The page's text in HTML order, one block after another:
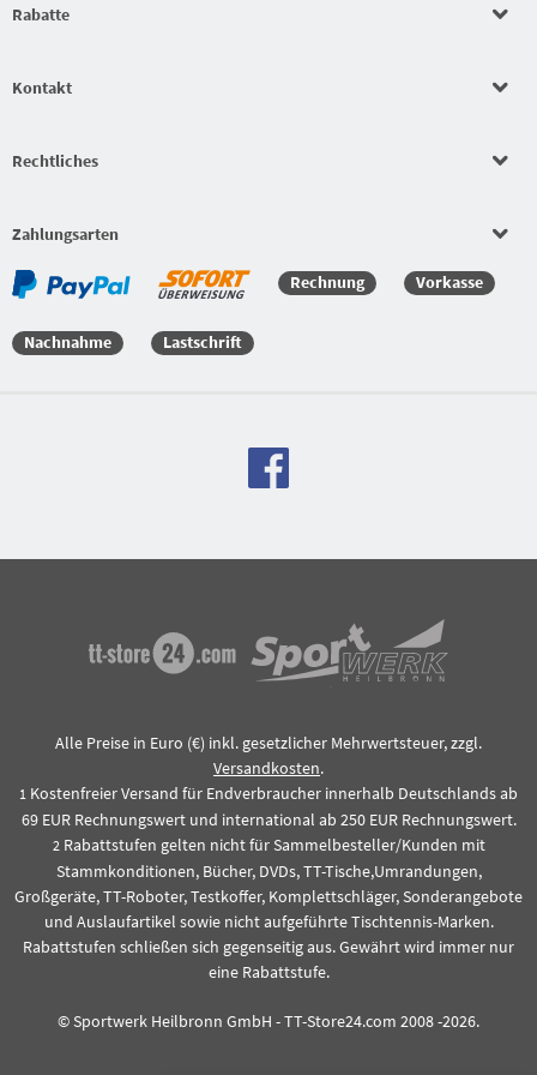
Beläge
Bekleidungssets
Versandkostenfreie Bestellung
Rabatte
Kontakt
Rechtliches
Zahlungsarten
Rechnung Vorkasse
Nachnahme Lastschrift
Alle Preise in Euro (€) inkl. gesetzlicher Mehrwertsteuer, zzgl.
Versandkosten.
1 Kostenfreier Versand für Endverbraucher innerhalb Deutschlands ab
69 EUR Rechnungswert und international ab 250 EUR Rechnungswert.
2Rabattstufen gelten nicht für Sammelbesteller/Kunden mit
Stammkonditionen, Bücher, DVDs, TT-Tische,Umrandungen,
Großgeräte, TT-Roboter, Testkoffer, Komplettschläger, Sonderangebote
und Auslaufartikel sowie nicht aufgeführte Tischtennis-Marken.
Rabattstufen schließen sich gegenseitig aus. Gewährt wird immer nur
eine Rabattstufe.
© Sportwerk Heilbronn GmbH - TT-Store24.com 2008 -2026.